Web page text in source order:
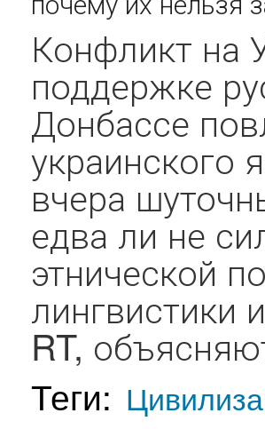
Конфликт на
поддержке
Донбассе
украинского
вчера
едва ли не
этнической
лингвистики
RT,
Теги: